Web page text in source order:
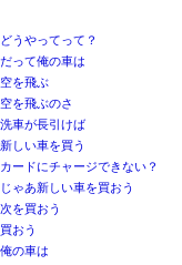
どうやってって？
だって俺の車は
空を飛ぶ
空を飛ぶのさ
洗車が長引けば
新しい車を買う
カードにチャージできない？
じゃあ新しい車を買おう
次を買おう
買おう
俺の車は